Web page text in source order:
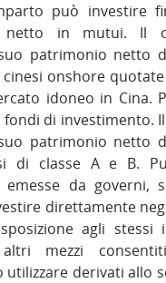
può investire
netto in mutui. Il
patrimonio netto
onshore
idoneo in Cina.
di investimento.
patrimonio netto
di classe A e B.
emesse da governi,
direttamente
agli stessi
mezzi
utilizzare derivati allo